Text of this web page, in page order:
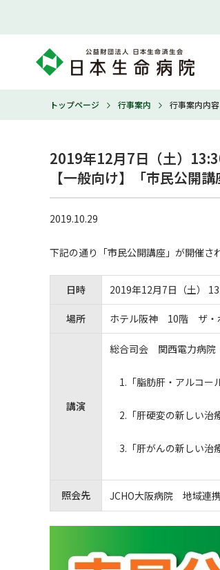
トップページ 行事案内 行事案内内容
2019年12月7日（土）
【一般向け】「市民公開
2019.10.29
下記の通り「市民公開講座」が開催さ
日時 2019年12月7日（土）
場所 ホテル阪神 10階 ザ・
講演
総合司会 関西電力病
1.「脂肪肝・アルコー
JCHO大阪
2.「肝硬変の新しい治療
日本生命病
3.「肝がんの新しい治療
関西電力病
照会先 JCHO大阪病院 地域連